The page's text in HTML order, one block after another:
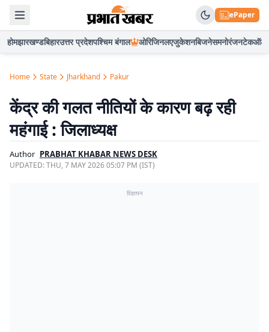
ePaper
होमझारखण्डबिहारउत्तर प्रदेशपश्चिम बंगाल ओरिजिनलएजुकेशनबिजनेसमनोरंजनटेकऑटो
Home State Jharkhand Pakur
केंद्र की गलत नीतियों के कारण बढ़ रही
महंगाई : जिलाध्यक्ष
Author PRABHAT KHABAR NEWS DESK
UPDATED:THU, 7 MAY 2026 05:07 PM (IST)
विज्ञापन